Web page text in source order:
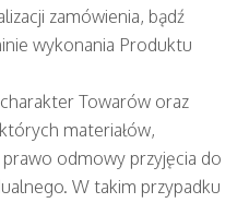
zamówienia, bądź
wykonania Produktu
Towarów oraz
materiałów,
odmowy przyjęcia do
W takim przypadku